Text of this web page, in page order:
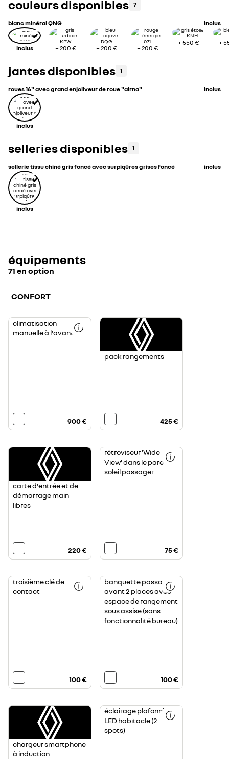
couleurs disponibles 7
blanc minéral QNG inclus
inclus +200 € +200 € +200 €
+550 € +
jantes disponibles 1
roues 16'' avec grand enjoliveur de roue "airna" inclus
inclus
selleries disponibles 1
sellerie tissu chiné gris foncé avec surpiqûres grises foncé inclus
inclus
équipements
71 en option
CONFORT
climatisation
manuelle à l'avant
900 €
pack rangements
425 €
carte d'entrée et de
démarrage main
libres
220 €
rétroviseur 'Wide
View' dans le pare-
soleil passager
75 €
troisième clé de
contact
100 €
banquette passagers
avant 2 places avec
espace de rangement
sous assise (sans
fonctionnalité bureau)
100 €
chargeur smartphone
à induction
éclairage plafonnier
LED habitacle (2
spots)